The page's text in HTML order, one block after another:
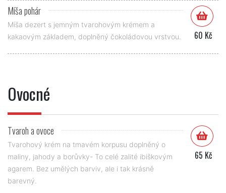
Míša pohár
Míša dezert s jemným tvarohovým krémem a
kakaovým základem, doplněný čokoládovou vrstvou.
60 Kč
Ovocné
Tvaroh a ovoce
Tvarohový krém na tmavém korpusu doplněný o
maliny, jahody a borůvky- To celé zalité ibiškovým
agarem. Bez umělých barviv, ale i tak krásně
barevný.
65 Kč